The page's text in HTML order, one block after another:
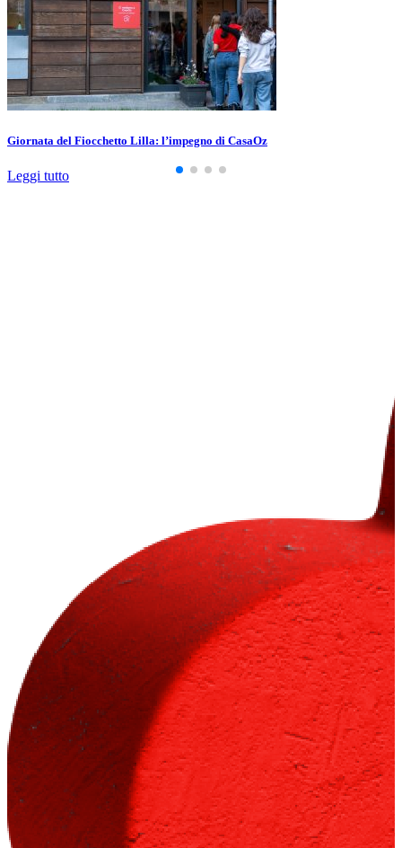
Giornata del Fiocchetto Lilla: l’impegno di CasaOz
Leggi tutto